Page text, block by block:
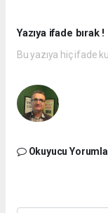
Yazıya ifade bırak !
Bu yazıya hiç ifade
Okuyucu